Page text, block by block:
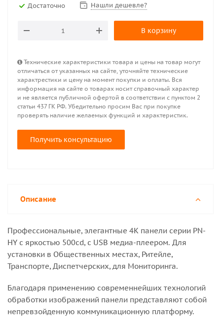
Достаточно Нашли дешевле?
В корзину
Технические характеристики товара и цены на товар могут
отличаться от указанных на сайте, уточняйте технические
характрестики и цену на момент покупки и оплаты. Вся
информация на сайте о товарах носит справочный характер
и не является публичной офертой в соответствии с пунктом 2
статьи 437 ГК РФ. Убедительно просим Вас при покупке
проверять наличие желаемых функций и характеристик.
Получить консультацию
Описание
Профессиональные, элегантные 4К панели серии PN-
HY с яркостью 500cd, с USB медиа-плеером. Для
установки в Общественных местах, Ритейле,
Транспорте, Диспетчерских, для Мониторинга.
Благодаря применению современнейших технологий
обработки изображений панели представляют собой
непревзойденную коммуникационную платформу.